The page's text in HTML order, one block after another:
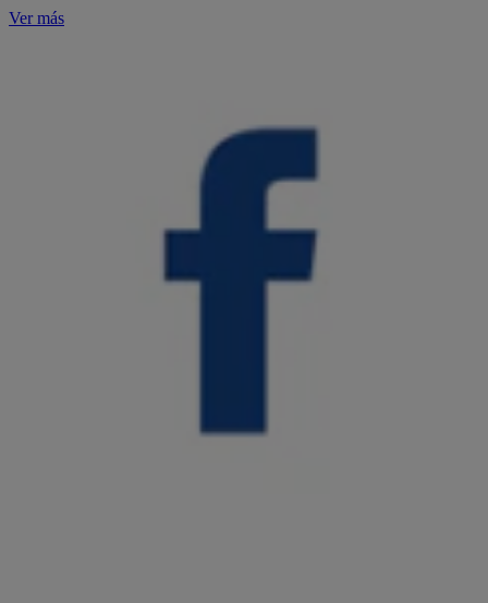
Ver más